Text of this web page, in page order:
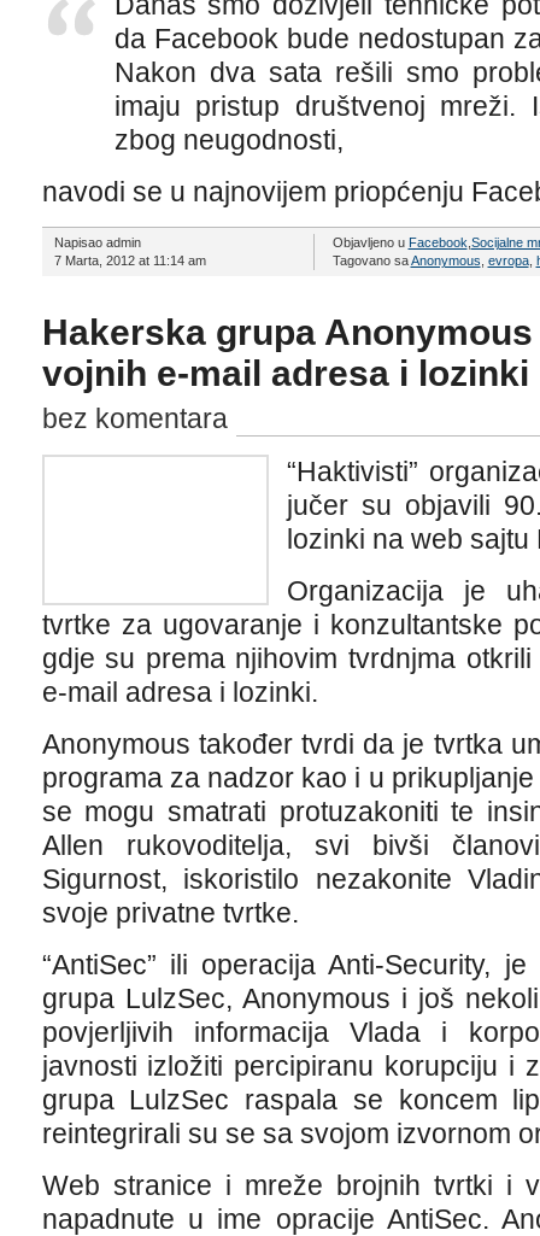
da Facebook bude nedostupan
Nakon dva sata rešili smo
imaju pristup društvenoj mreži.
zbog neugodnosti,
navodi se u najnovijem priopćenju
Napisao admin
7 Marta, 2012 at 11:14 am
Objavljeno u Facebook Socijalne
Tagovano saAnonymous evropa,
Hakerska grupa
vojnih e-mail adresa i lozinki
bez komentara
“Haktivisti”
jučer su objavili
lozinki na web sajtu
Organizacija je
tvrtke za ugovaranje i konzultantske
gdje su prema njihovim tvrdnjma
e-mail adresa i lozinki.
Anonymous također tvrdi da je tvrtka
programa za nadzor kao i u
se mogu smatrati protuzakoniti te
Allen rukovoditelja, svi bivši
Sigurnost, iskoristilo nezakonite
svoje privatne tvrtke.
“AntiSec” ili operacija Anti-Security,
grupa LulzSec, Anonymous i još
povjerljivih informacija Vlada i
javnosti izložiti percipiranu korupciju i
grupa LulzSec raspala se koncem
reintegrirali su se sa svojom izvornom
Web stranice i mreže brojnih tvrtki i
napadnute u ime opracije AntiSec.